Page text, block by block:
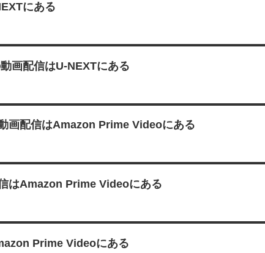
にある
画配信はU-NEXTにある
配信はAmazon Prime Videoにある
はAmazon Prime Videoにある
Prime Videoにある